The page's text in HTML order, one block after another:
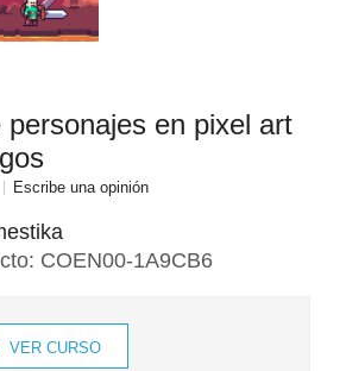
en pixel art
Escribe una opinión
COEN00-1A9CB6
VER CURSO